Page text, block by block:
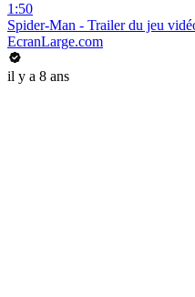
1:50
Spider-Man - Trailer du jeu
EcranLarge.com
il y a 8 ans